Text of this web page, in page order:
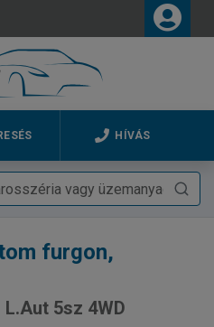
HÍVÁS
furgon,
5sz 4WD